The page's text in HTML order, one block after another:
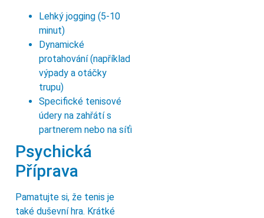
Lehký jogging (5-10
minut)
Dynamické
protahování (například
výpady a otáčky
trupu)
Specifické tenisové
údery na zahřátí s
partnerem nebo na síťi
Psychická
Příprava
Pamatujte si, že tenis je
také duševní hra. Krátké